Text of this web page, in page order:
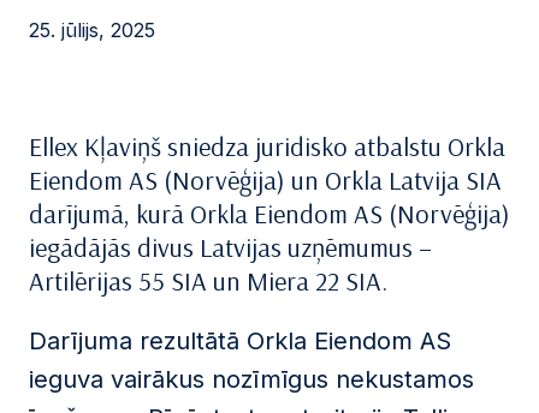
25. jūlijs, 2025
Ellex Kļaviņš sniedza juridisko atbalstu Orkla
Eiendom AS (Norvēģija) un Orkla Latvija SIA
darījumā, kurā Orkla Eiendom AS (Norvēģija)
iegādājās divus Latvijas uzņēmumus –
Artilērijas 55 SIA un Miera 22 SIA.
Darījuma rezultātā Orkla Eiendom AS
ieguva vairākus nozīmīgus nekustamos